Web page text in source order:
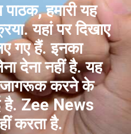
हमारी यह
यहां पर दिखाए
गए हैं. इनका
देना नहीं है. यह
करने के
है. Zee News
करता है.